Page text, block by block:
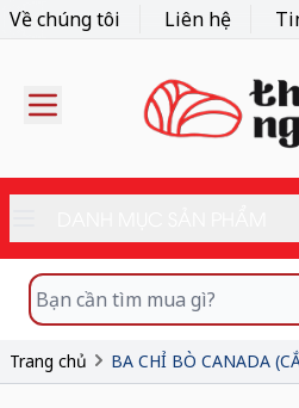
Về chúng tôi Liên hệ
Trang chủ BA CHỈ BÒ CANADA